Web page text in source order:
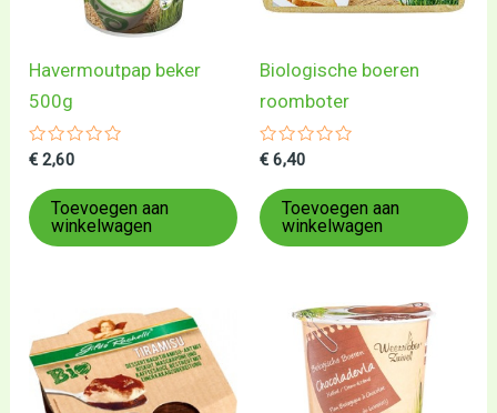
Havermoutpap beker
500g
Gewaardeerd
uit
5
€ 2,60
Toevoegen aan
winkelwagen
Biologische boeren
roomboter
Gewaardeerd
uit
5
€ 6,40
Toevoegen aan
winkelwagen